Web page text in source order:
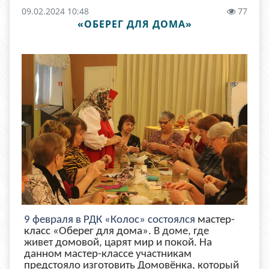
09.02.2024 10:48 77
«ОБЕРЕГ ДЛЯ ДОМА»
9 февраля в РДК «Колос» состоялся мастер-
класс «Оберег для дома». В доме, где
живетдомовой, царят мир и покой. На
данном мастер-классе участникам
предстояло изготовить Домовёнка, который